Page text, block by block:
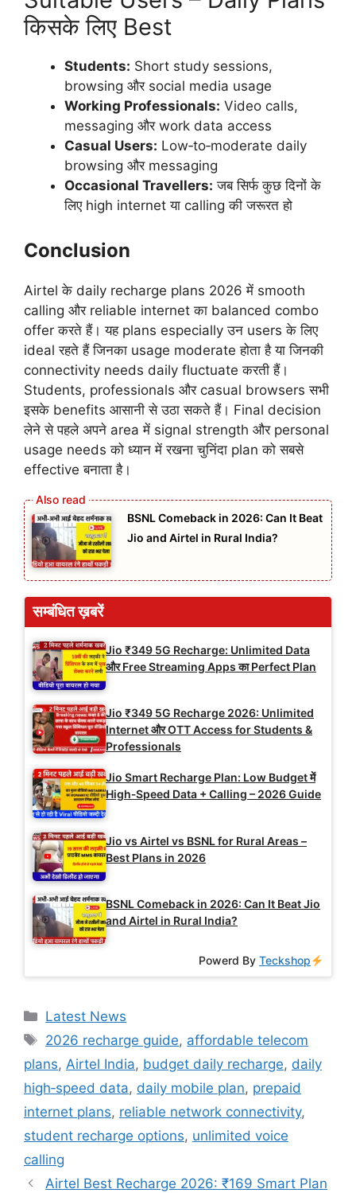
किसके लिए Best
Students: Short study sessions,
browsing और social media usage
Working Professionals: Video calls,
messaging और work data access
Casual Users: Low‑to‑moderate daily
browsing और messaging
Occasional Travellers: जब सिर्फ कुछ दिनों के
लिए high internet या calling की जरूरत हो
Conclusion
Airtel के daily recharge plans 2026 में smooth
calling और reliable internet का balanced combo
offer करते हैं। यह plans especially उन users के लिए
ideal रहते हैं जिनका usage moderate होता है या जिनकी
connectivity needs daily fluctuate करती हैं।
Students, professionals और casual browsers सभी
इसके benefits आसानी से उठा सकते हैं। Final decision
लेने से पहले अपने area में signal strength और personal
usage needs को ध्यान में रखना चुनिंदा plan को सबसे
effective बनाता है।
BSNL Comeback in 2026: Can It Beat
Jio and Airtel in Rural India?
सम्बंधित ख़बरें
Jio ₹349 5G Recharge: Unlimited Data
और Free Streaming Apps का Perfect Plan
Jio ₹349 5G Recharge 2026: Unlimited
Internet और OTT Access for Students &
Professionals
Jio Smart Recharge Plan: Low Budget में
High‑Speed Data + Calling – 2026 Guide
Jio vs Airtel vs BSNL for Rural Areas –
Best Plans in 2026
BSNL Comeback in 2026: Can It Beat Jio
and Airtel in Rural India?
Powerd ByTeckshop
Categories
Latest News
Tags
2026 recharge guide, affordable telecom
plans, Airtel India, budget daily recharge, daily
high‑speed data, daily mobile plan, prepaid
internet plans, reliable network connectivity,
student recharge options, unlimited voice
calling
Airtel Best Recharge 2026: ₹169 Smart Plan